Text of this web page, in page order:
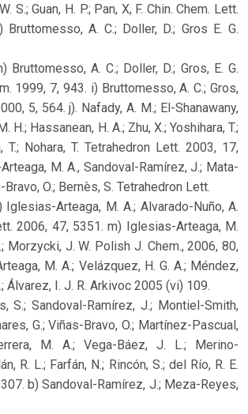
S.; Guan, H. P.; Pan, X, F. Chin. Chem. Lett.
A. C.; Doller, D.; Gros E. G.
Bruttomesso, A. C.; Doller, D.; Gros, E. G.
1999, 7, 943. i) Bruttomesso, A. C.; Gros,
5, 564. j). Nafady, A. M.; El-Shanawany,
H.; Hassanean, H. A.; Zhu, X.; Yoshihara, T.;
T.; Nohara, T. Tetrahedron Lett. 2003, 17,
M. A., Sandoval-Ramírez, J.; Mata-
Bravo, O.; Bernès, S. Tetrahedron Lett.
Arteaga, M. A.; Alvarado-Nuño, A.
2006, 47, 5351. m) Iglesias-Arteaga, M.
Morzycki, J. W. Polish J. Chem., 2006, 80,
M. A.; Velázquez, H. G. A.; Méndez,
Álvarez, I. J. R. Arkivoc 2005 (vi) 109.
S.; Sandoval-Ramírez, J.; Montiel-Smith,
G.; Viñas-Bravo, O.; Martínez-Pascual,
M. A.; Vega-Báez, J. L.; Merino-
R. L.; Farfán, N.; Rincón, S.; del Río, R. E.
b) Sandoval-Ramírez, J.; Meza-Reyes,